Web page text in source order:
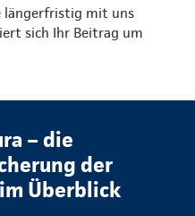
längerfristig mit uns
sich Ihr Beitrag um
– die
der
Überblick